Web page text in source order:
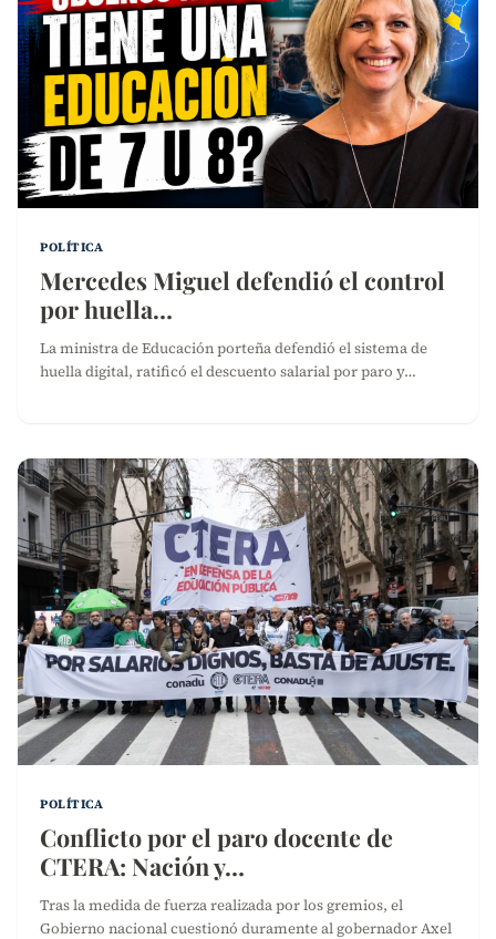
POLÍTICA
Mercedes Miguel defendió el control
por huella…
La ministra de Educación porteña defendió el sistema de
huella digital, ratificó el descuento salarial por paro y…
POLÍTICA
Conflicto por el paro docente de
CTERA: Nación y…
Tras la medida de fuerza realizada por los gremios, el
Gobierno nacional cuestionó duramente al gobernador Axel